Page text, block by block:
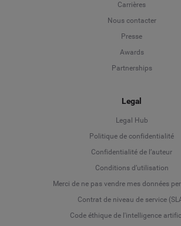
Carrières
Nous contacter
Presse
Awards
Partnerships
Legal
Legal Hub
Politique de confidentialité
Confidentialité de l’auteur
Conditions d’utilisation
Merci de ne pas vendre mes données
Contrat de niveau de service
Code éthique de l'intelligence